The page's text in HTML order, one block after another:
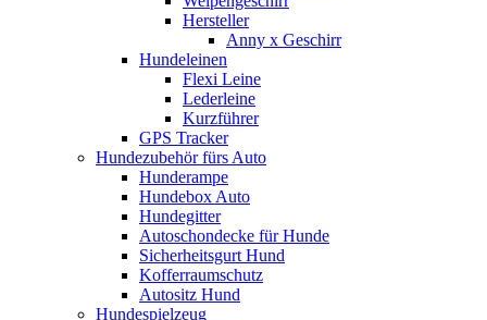
Hersteller
Anny x Geschirr
Hundeleinen
Flexi Leine
Lederleine
Kurzführer
GPS Tracker
Hundezubehör fürs Auto
Hunderampe
Hundebox Auto
Hundegitter
Autoschondecke für Hunde
Sicherheitsgurt Hund
Kofferraumschutz
Autositz Hund
Hundespielzeug